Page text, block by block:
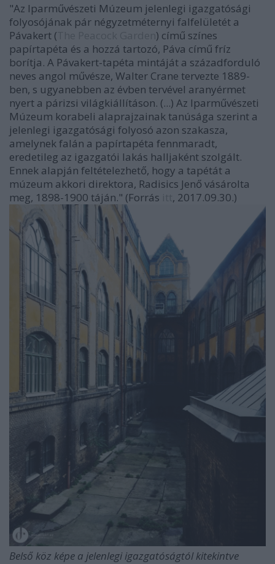
"Az Iparművészeti Múzeum jelenlegi igazgatósági
folyosójának pár négyzetméternyi falfelületét a
Pávakert (
) című színes
papírtapéta és a hozzá tartozó, Páva című fríz
borítja. A Pávakert-tapéta mintáját a századforduló
neves angol művésze, Walter Crane tervezte 1889-
ben, s ugyanebben az évben tervével aranyérmet
nyert a párizsi világkiállításon. (...) Az Iparművészeti
Múzeum korabeli alaprajzainak tanúsága szerint a
jelenlegi igazgatósági folyosó azon szakasza,
amelynek falán a papírtapéta fennmaradt,
eredetileg az igazgatói lakás halljaként szolgált.
Ennek alapján feltételezhető, hogy a tapétát a
múzeum akkori direktora, Radisics Jenő vásárolta
meg, 1898-1900 táján." (Forrás
, 2017.09.30.)
Belső köz képe a jelenlegi igazgatóságtól kitekintve